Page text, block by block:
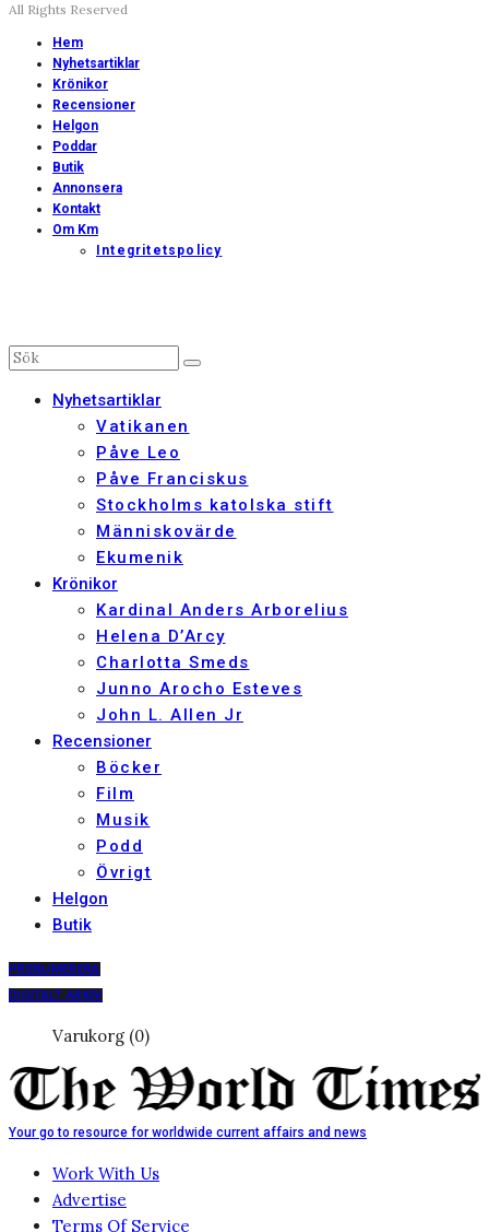
All Rights Reserved
Hem
Nyhetsartiklar
Krönikor
Recensioner
Helgon
Poddar
Butik
Annonsera
Kontakt
Om Km
Integritetspolicy
Nyhetsartiklar
Vatikanen
Påve Leo
Påve Franciskus
Stockholms katolska stift
Människovärde
Ekumenik
Krönikor
Kardinal Anders Arborelius
Helena D’Arcy
Charlotta Smeds
Junno Arocho Esteves
John L. Allen Jr
Recensioner
Böcker
Film
Musik
Podd
Övrigt
Helgon
Butik
PRENUMERERA
DIGITALT ARKIV
Varukorg (0)
Your go to resource for worldwide current affairs and news
Work With Us
Advertise
Terms Of Service